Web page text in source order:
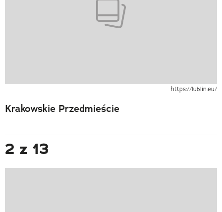
https://lublin.eu/
Krakowskie Przedmieście
2 z 13